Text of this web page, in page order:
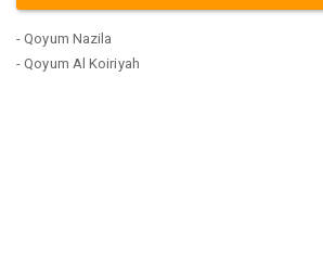
- Qoyum Nazila
- Qoyum Al Koiriyah